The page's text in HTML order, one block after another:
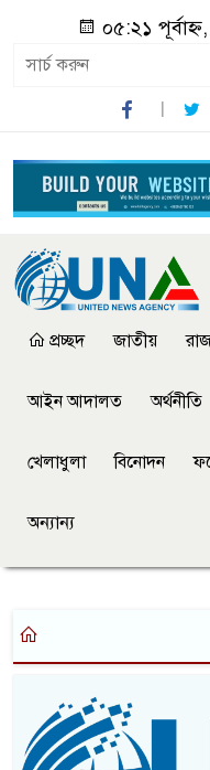
০৫:২১
প্রচ্ছদ জাতীয়
আইন আদালত অর্থনীতি
খেলাধুলা বিনোদন
অন্যান্য